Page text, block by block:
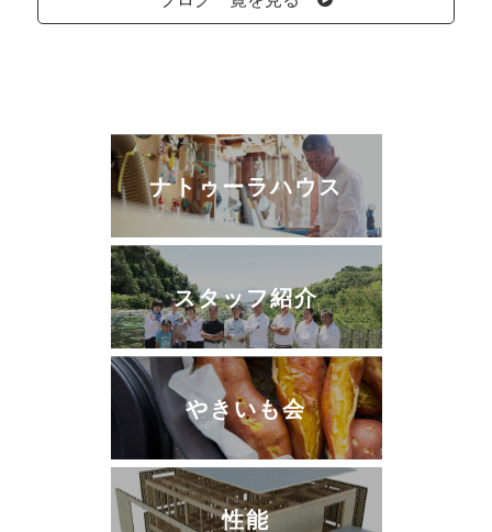
ナトゥーラハウス
スタッフ紹介
やきいも会
性能